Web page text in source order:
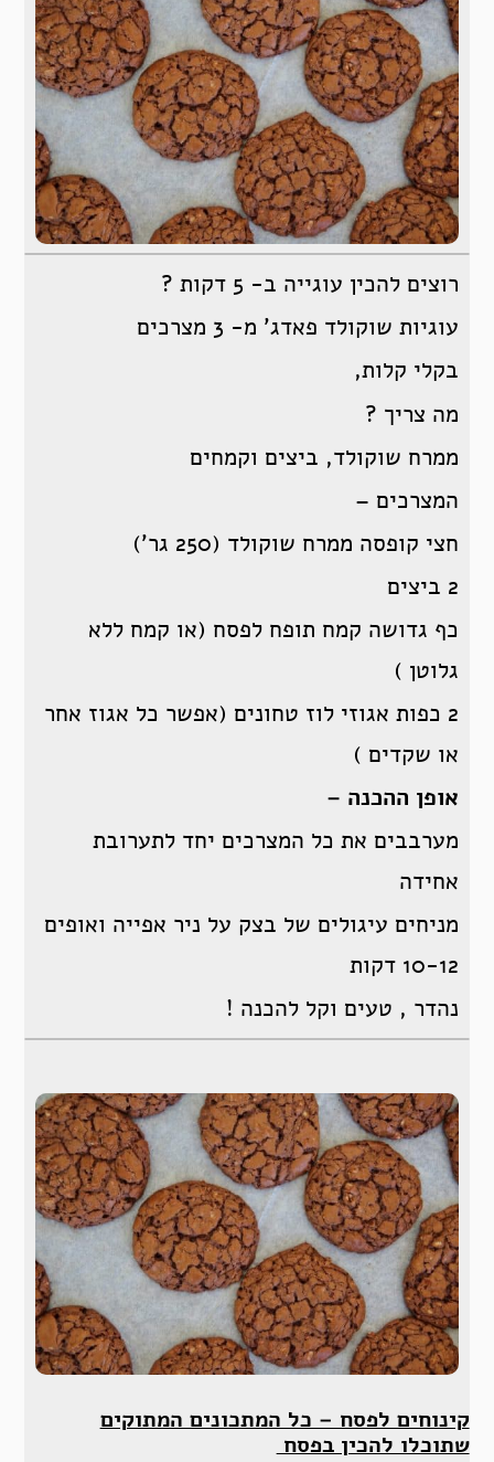
רוצים להכין עוגייה ב- 5 דקות ?
עוגיות שוקולד פאדג’ מ- 3 מצרכים
בקלי קלות,
מה צריך ?
ממרח שוקולד, ביצים וקמחים
המצרכים –
חצי קופסה ממרח שוקולד (250 גר’)
2 ביצים
כף גדושה קמח תופח לפסח (או קמח ללא
גלוטן )
2 כפות אגוזי לוז טחונים (אפשר כל אגוז אחר
או שקדים )
אופן ההכנה –
מערבבים את כל המצרכים יחד לתערובת
אחידה
מניחים עיגולים של בצק על ניר אפייה ואופים
10-12 דקות
נהדר , טעים וקל להכנה !
קינוחים לפסח – כל המתכונים המתוקים
שתוכלו להכין בפסח